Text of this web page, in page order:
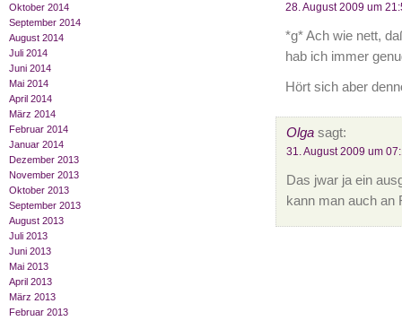
Oktober 2014
September 2014
August 2014
Juli 2014
Juni 2014
Mai 2014
April 2014
März 2014
Februar 2014
Januar 2014
Dezember 2013
November 2013
Oktober 2013
September 2013
August 2013
Juli 2013
Juni 2013
Mai 2013
April 2013
März 2013
Februar 2013
28. August 2009 um
*g* Ach wie nett,
hab ich immer
Hört sich aber
Olgasagt:
31. August 2009 um
Das jwar ja ein
kann man auch an